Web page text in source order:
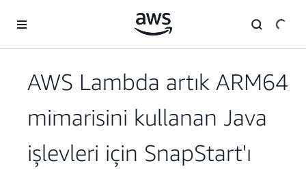
AWS Lambda artık ARM64
mimarisini kullanan Java
işlevleri için SnapStart'ı